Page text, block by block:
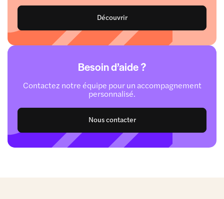
Découvrir
Besoin d’aide ?
Contactez notre équipe pour un accompagnement
personnalisé.
Nous contacter